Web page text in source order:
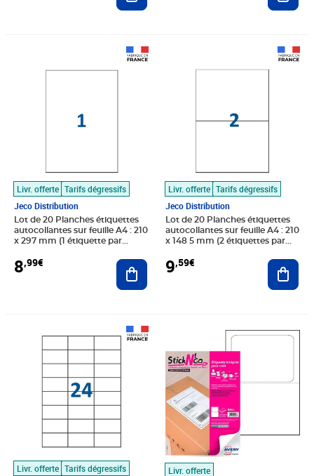
Livr. offerte Tarifs dégressifs
Jeco Distribution
Lot de 20 Planches étiquettes
autocollantes sur feuille A4 : 210
x 297 mm (1 étiquette par
8,99€ Ajouter au panier
Livr. offerte Tarifs dégressifs
Jeco Distribution
Lot de 20 Planches étiquettes
autocollantes sur feuille A4 : 210
x 148 5 mm (2 étiquettes par
transport)
9,59€
Livr. offerte Tarifs dégressifs
Prix 8,99€
Livr. offerte